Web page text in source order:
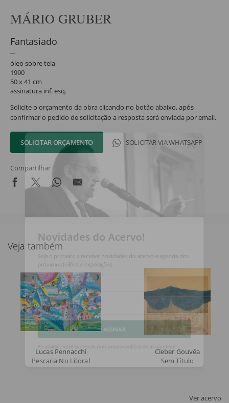
MÁRIO GRUBER
Fantasiado
óleo sobre tela
1990
50 x 41 cm
assinatura inf. esq.
Solicite o orçamento da obra clicando no botão abaixo, após
confirmar o pedido de solicitação a resposta será enviada por email.
SOLICITAR ORÇAMENTO SOLICITAR VIA WHATSAPP
Compartilhar
Veja também
Lucas Pennacchi
Pescaria No Litoral
Cleber Gouvêa
Sem Título
Ver acervo
Novidades do Acervo!
Seja o primeiro a receber novidades do acervo e agenda dos
próximos leilões e exposições.
Nome Completo
Email
ASSINAR
Ao assinar, você concorda com a nossa política de privacidade.